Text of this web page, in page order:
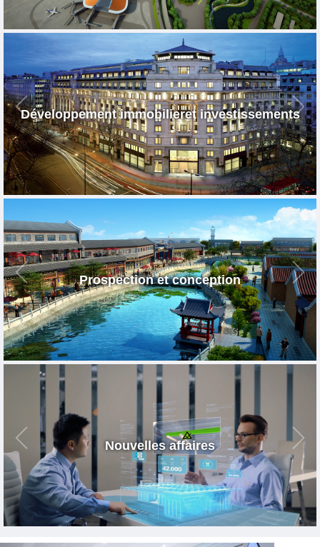
Développement immobilieret investissements
Prospection et conception
Nouvelles affaires